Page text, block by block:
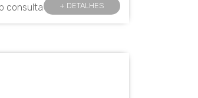
consulta + DETALHES